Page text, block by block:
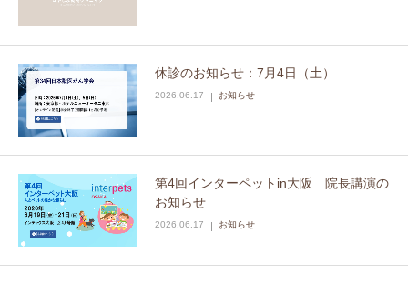
休診のお知らせ：7月4日（土）
2026.06.17 お知らせ
第4回インターペットin大阪 院長講演の
お知らせ
2026.06.17 お知らせ